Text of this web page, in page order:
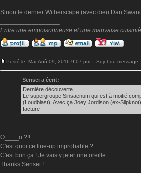
Sinon le dernier Witherscape (avec dieu Dan
Entre une empoisonneuse et une mauvaise
Posté le: Mar Aoû 09, 2016 9:07 pm Sujet du message:
Sensei a écrit:
Dernière découverte !
Le supergroupe Sinsaenum qui est à moitié
(Loudblast). Avec ça Joey Jordison (ex-
facture !
O____o ?!!
C'est quoi ce line-up improbable ?
C'est bon ça ! Je vais y jeter une oreille.
Thanks Sensei !